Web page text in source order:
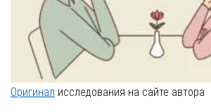
Иллюстрация внутреннего баланса и
Оригинал исследования на сайте автора